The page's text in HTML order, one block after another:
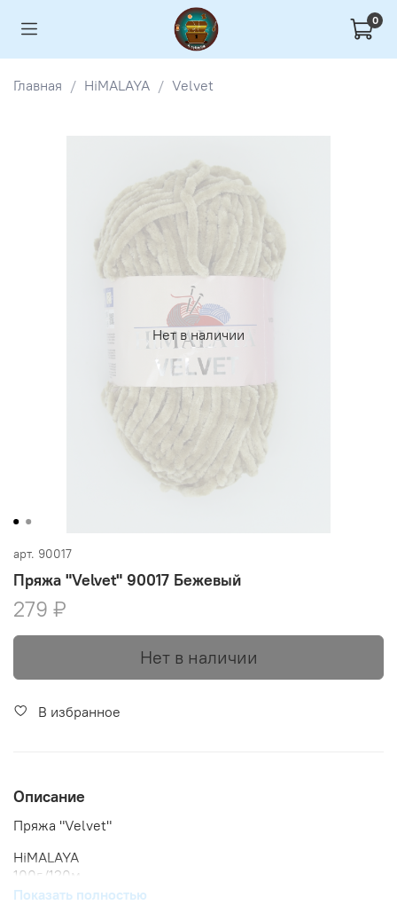
0
Главная HiMALAYA Velvet
Нет в наличии
арт. 90017
Пряжа "Velvet" 90017 Бежевый
279 ₽
Нет в наличии
В избранное
Описание
Пряжа "Velvet"
HiMALAYA
100г/120м
100% микро полиэстер
Показать полностью